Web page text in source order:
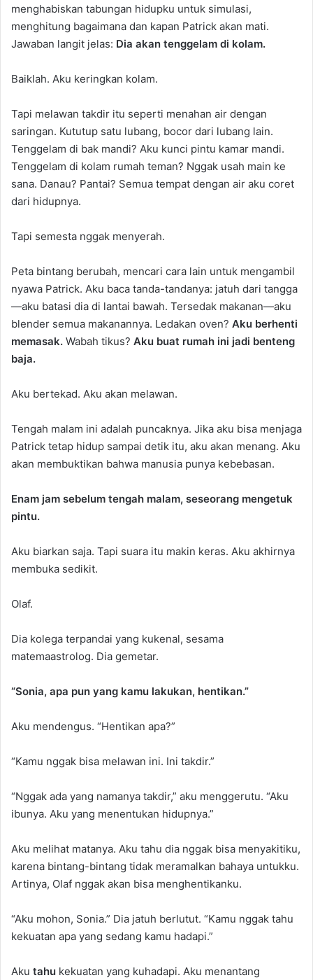
menghabiskan tabungan hidupku untuk simulasi,
menghitung bagaimana dan kapan Patrick akan mati.
Jawaban langit jelas: Dia akan tenggelam di kolam.
Baiklah. Aku keringkan kolam.
Tapi melawan takdir itu seperti menahan air dengan
saringan. Kututup satu lubang, bocor dari lubang lain.
Tenggelam di bak mandi? Aku kunci pintu kamar mandi.
Tenggelam di kolam rumah teman? Nggak usah main ke
sana. Danau? Pantai? Semua tempat dengan air aku coret
dari hidupnya.
Tapi semesta nggak menyerah.
Peta bintang berubah, mencari cara lain untuk mengambil
nyawa Patrick. Aku baca tanda-tandanya: jatuh dari tangga
—aku batasi dia di lantai bawah. Tersedak makanan—aku
blender semua makanannya. Ledakan oven? Aku berhenti
memasak. Wabah tikus? Aku buat rumah ini jadi benteng
baja.
Aku bertekad. Aku akan melawan.
Tengah malam ini adalah puncaknya. Jika aku bisa menjaga
Patrick tetap hidup sampai detik itu, aku akan menang. Aku
akan membuktikan bahwa manusia punya kebebasan.
Enam jam sebelum tengah malam, seseorang mengetuk
pintu.
Aku biarkan saja. Tapi suara itu makin keras. Aku akhirnya
membuka sedikit.
Olaf.
Dia kolega terpandai yang kukenal, sesama
matemaastrolog. Dia gemetar.
“Sonia, apa pun yang kamu lakukan, hentikan.”
Aku mendengus. “Hentikan apa?”
“Kamu nggak bisa melawan ini. Ini takdir.”
“Nggak ada yang namanya takdir,” aku menggerutu. “Aku
ibunya. Aku yang menentukan hidupnya.”
Aku melihat matanya. Aku tahu dia nggak bisa menyakitiku,
karena bintang-bintang tidak meramalkan bahaya untukku.
Artinya, Olaf nggak akan bisa menghentikanku.
“Aku mohon, Sonia.” Dia jatuh berlutut. “Kamu nggak tahu
kekuatan apa yang sedang kamu hadapi.”
Aku tahu kekuatan yang kuhadapi. Aku menantang